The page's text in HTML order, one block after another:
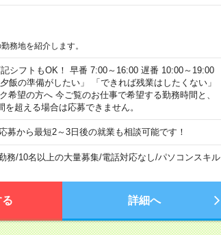
務地を紹介します。
シフトもOK！ 早番 7:00～16:00 遅番 10:00～19:00
飯の準備がしたい」 「できれば残業はしたくない」
望の方へ 今ご覧のお仕事で希望する勤務時間と、
超える場合は応募できません。
から最短2～3日後の就業も相談可能です！
務/10名以上の大量募集/電話対応なし/パソコンスキル
詳細へ